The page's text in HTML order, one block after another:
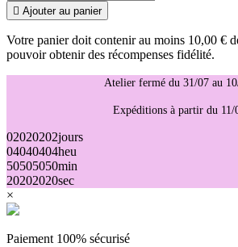
 Ajouter au panier
Votre panier doit contenir au moins 10,00 €
pouvoir obtenir des récompenses fidélité.
Atelier fermé du 31/07 au
Expéditions à partir du 11/
02020202jours
04040404heu
50505050min
20202020sec
×
Paiement 100% sécurisé